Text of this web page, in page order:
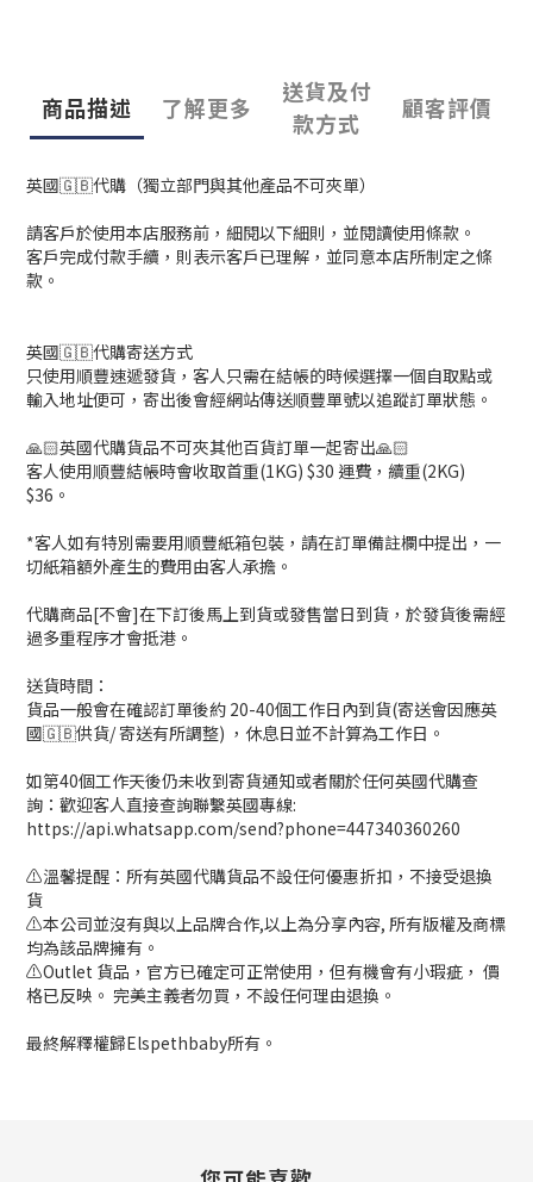
商品描述 了解更多
送貨及付
款方式
顧客評價
英國🇬🇧代購（獨立部門與其他產品不可夾單）
請客戶於使用本店服務前，細閱以下細則，並閱讀使用條款。
客戶完成付款手續，則表示客戶已理解，並同意本店所制定之條
款。
英國🇬🇧代購寄送方式
只使用順豐速遞發貨，客人只需在結帳的時候選擇一個自取點或
輸入地址便可，寄出後會經網站傳送順豐單號以追蹤訂單狀態。
🙏🏻英國代購貨品不可夾其他百貨訂單一起寄出🙏🏻
客人使用順豐結帳時會收取首重(1KG) $30 運費，續重(2KG)
$36。
*客人如有特別需要用順豐紙箱包裝，請在訂單備註欄中提出，一
切紙箱額外產生的費用由客人承擔。
代購商品[不會]在下訂後馬上到貨或發售當日到貨，於發貨後需經
過多重程序才會抵港。
送貨時間：
貨品一般會在確認訂單後約 20-40個工作日內到貨(寄送會因應英
國🇬🇧供貨/ 寄送有所調整) ，休息日並不計算為工作日。
如第40個工作天後仍未收到寄貨通知或者關於任何英國代購查
詢：歡迎客人直接查詢聯繫英國專線:
https://api.whatsapp.com/send?phone=447340360260
⚠️溫馨提醒：所有英國代購貨品不設任何優惠折扣，不接受退換
貨
⚠️本公司並沒有與以上品牌合作,以上為分享內容, 所有版權及商標
均為該品牌擁有。
⚠️Outlet 貨品，官方已確定可正常使用，但有機會有小瑕疵， 價
格已反映。 完美主義者勿買，不設任何理由退換。
最終解釋權歸Elspethbaby所有。